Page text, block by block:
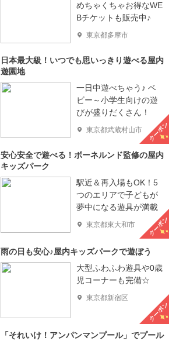
めちゃくちゃお得なWE
Bチケットも販売中♪
東京都多摩市
日本最大級！いつでも思いっきり遊べる屋内
遊園地
一日中遊べちゃう♪ ベ
ビー～小学生向けの遊
びが盛りだくさん！
東京都武蔵村山市 クーポン
安心安全で遊べる！ボーネルンド監修の屋内
キッズパーク
駅近＆再入場もOK！5
つのエリアで子どもが
夢中になる遊具が満載
東京都東大和市 クーポン
雨の日も安心♪屋内キッズパークで遊ぼう
大型ふわふわ遊具や0歳
児コーナーも完備☆
東京都新宿区
クーポン
「それいけ！アンパンマンプール」でプール